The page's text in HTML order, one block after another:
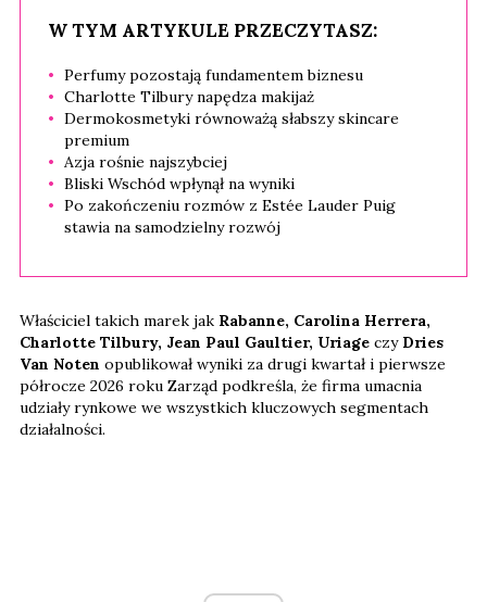
W TYM ARTYKULE PRZECZYTASZ:
Perfumy pozostają fundamentem biznesu
Charlotte Tilbury napędza makijaż
Dermokosmetyki równoważą słabszy skincare
premium
Azja rośnie najszybciej
Bliski Wschód wpłynął na wyniki
Po zakończeniu rozmów z Estée Lauder Puig
stawia na samodzielny rozwój
Właściciel takich marek jak Rabanne, Carolina Herrera,
Charlotte Tilbury, Jean Paul Gaultier, Uriage czyDries
Van Noten opublikował wyniki za drugi kwartał i pierwsze
półrocze 2026 roku Zarząd podkreśla, że firma umacnia
udziały rynkowe we wszystkich kluczowych segmentach
działalności.